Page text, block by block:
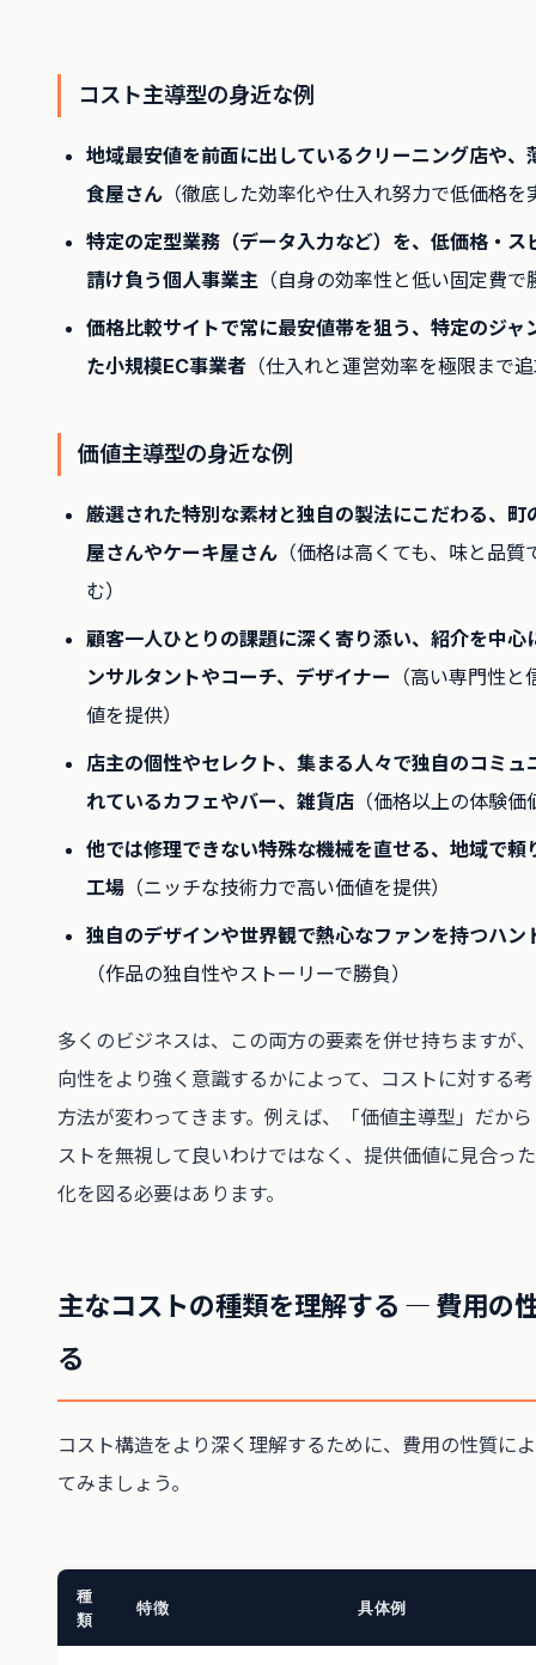
コスト主導型の身近な例
地域最安値を前面に出しているクリーニング店や、
食屋さん （徹底した効率化や仕入れ努力で低価格を
特定の定型業務（データ入力など）を、低価格・ス
請け負う個人事業主 （自身の効率性と低い固定費で
価格比較サイトで常に最安値帯を狙う、特定のジャ
た小規模EC事業者 （仕入れと運営効率を極限まで
価値主導型の身近な例
厳選された特別な素材と独自の製法にこだわる、町
屋さんやケーキ屋さん （価格は高くても、味と品質
む）
顧客一人ひとりの課題に深く寄り添い、紹介を中心
ンサルタントやコーチ、デザイナー （高い専門性
値を提供）
店主の個性やセレクト、集まる人々で独自のコミュ
れているカフェやバー、雑貨店 （価格以上の体験
他では修理できない特殊な機械を直せる、地域で頼
工場 （ニッチな技術力で高い価値を提供）
独自のデザインや世界観で熱心なファンを持つハン
（作品の独自性やストーリーで勝負）
多くのビジネスは、この両方の要素を併せ持ちますが
向性をより強く意識するかによって、コストに対する
方法が変わってきます。例えば、「価値主導型」だか
ストを無視して良いわけではなく、提供価値に見合っ
化を図る必要はあります。
主なコストの種類を理解する ― 費用の
る
コスト構造をより深く理解するために、費用の性質に
てみましょう。
種
類
特徴 具体例